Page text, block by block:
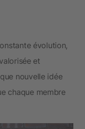
évolution,
et
nouvelle idée
chaque membre